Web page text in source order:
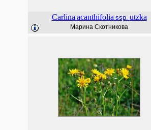
Carlina acanthifolia ssp. utzka
Марина Скотникова